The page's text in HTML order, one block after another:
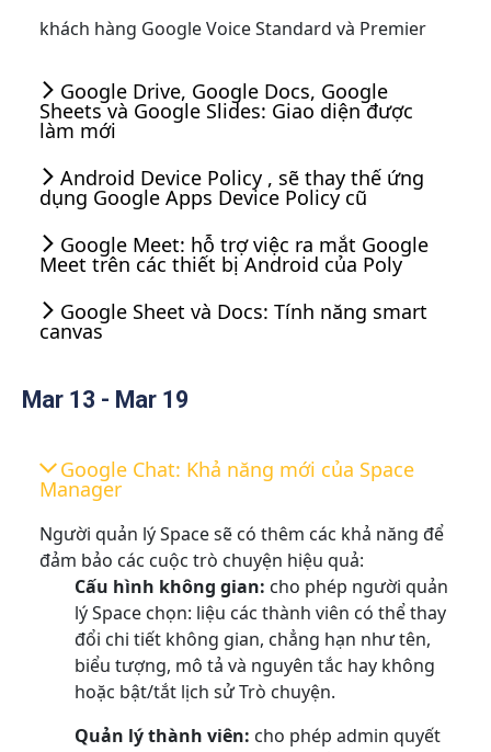
khách hàng Google Voice Standard và Premier
Google Drive, Google Docs, Google
Sheets và Google Slides: Giao diện được
làm mới
Android Device Policy , sẽ thay thế ứng
dụng Google Apps Device Policy cũ
Google Meet: hỗ trợ việc ra mắt Google
Meet trên các thiết bị Android của Poly
Google Sheet và Docs: Tính năng smart
canvas
Mar 13 - Mar 19
Google Chat: Khả năng mới của Space
Manager
Người quản lý Space sẽ có thêm các khả năng để
đảm bảo các cuộc trò chuyện hiệu quả:
Cấu hình không gian: cho phép người quản
lý Space chọn: liệu các thành viên có thể thay
đổi chi tiết không gian, chẳng hạn như tên,
biểu tượng, mô tả và nguyên tắc hay không
hoặc bật/tắt lịch sử Trò chuyện.
Quản lý thành viên: cho phép admin quyết